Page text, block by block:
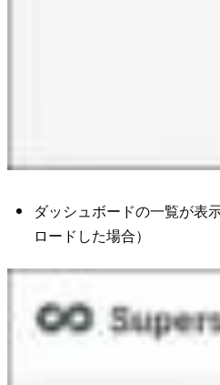
ダッシュボードの一覧が表
ロードした場合）